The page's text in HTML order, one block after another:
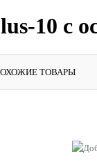
10 с
ТОВАРЫ